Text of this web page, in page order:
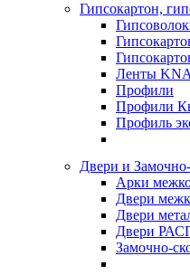
Гипсокартон,
Ленты
Профили
Профили
Профиль
Двери и
Арки
Двери
Двери
Двери
Замочно-